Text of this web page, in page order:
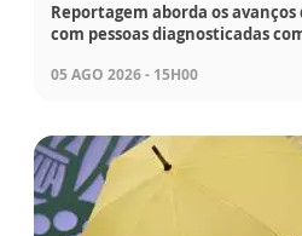
Reportagem aborda os
com pessoas diagnosticadas
05 AGO 2026 - 15H00